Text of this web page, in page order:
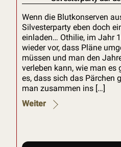
Wenn die Blutkonserven
Silvesterparty eben doch
einladen… Othilie, im Jahr
wieder vor, dass Pläne
müssen und man den
verleben kann, wie man es
es, dass sich das Pärchen
man zusammen ins […]
Weiter